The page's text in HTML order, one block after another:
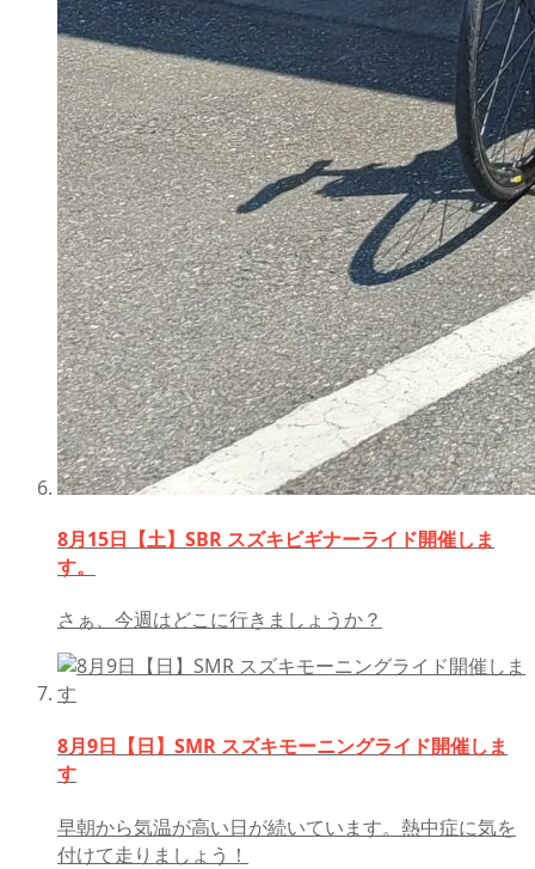
8月15日【土】SBR スズキビギナーライド開催しま
す。
さぁ、今週はどこに行きましょうか？
8月9日【日】SMR スズキモーニングライド開催しま
す
早朝から気温が高い日が続いています。熱中症に気を
付けて走りましょう！